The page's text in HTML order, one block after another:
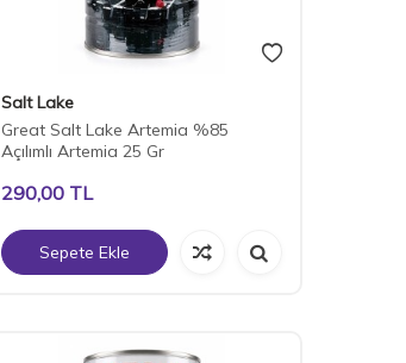
Salt Lake
Great Salt Lake Artemia %85
Açılımlı Artemia 25 Gr
290,00TL
Sepete Ekle